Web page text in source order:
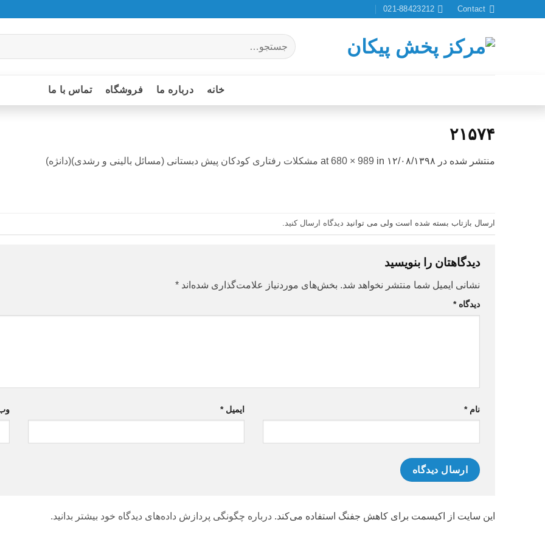
Contact
021-88423212
جستجو
برای:
خانه درباره ما فروشگاه تماس با ما
۲۱۵۷۴
منتشر شده در ۱۲/۰۸/۱۳۹۸ 680 × 989 in مشکلات رفتاری کودکان پیش دبستانی (مسائل بالینی و رشدی)(دانژه)
ارسال بازتاب بسته شده است ولی می توانید دیدگاه ارسال کنید
دیدگاهتان را بنویسید
نشانی ایمیل شما منتشر نخواهد شد. بخش‌های موردنیاز علامت‌گذاری شده‌اند *
دیدگاه*
نام* ایمیل*
این سایت از اکیسمت برای کاهش جفنگ استفاده می‌کند. درباره چگونگی پردازش داده‌های دیدگاه خود بیشتر بدانید.